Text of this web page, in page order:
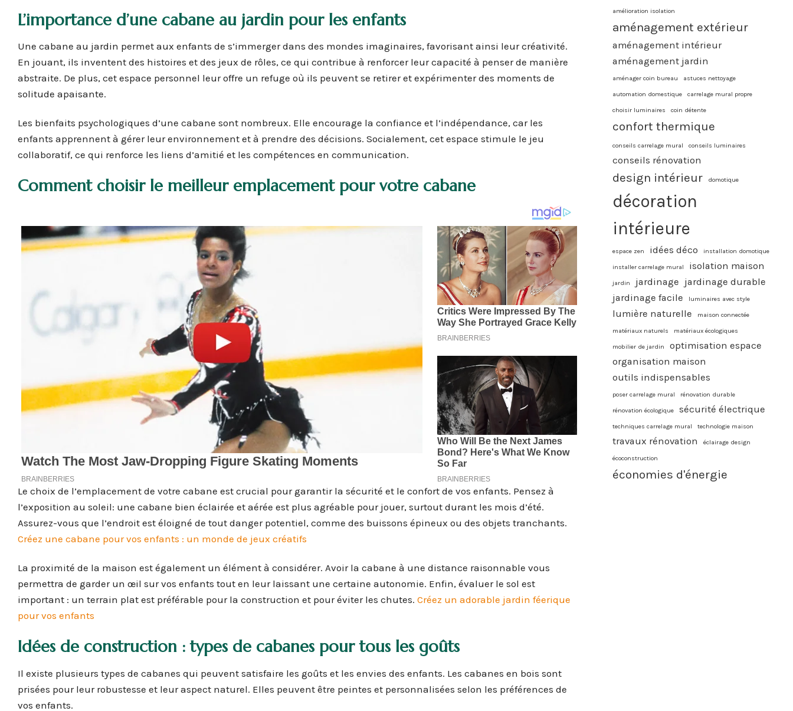
L’importance d’une cabane au jardin pour les enfants
Une cabane au jardin permet aux enfants de s’immerger dans des mondes imaginaires, favorisant ainsi leur créativité.
En jouant, ils inventent des histoires et des jeux de rôles, ce qui contribue à renforcer leur capacité à penser de manière
abstraite. De plus, cet espace personnel leur offre un refuge où ils peuvent se retirer et expérimenter des moments de
solitude apaisante.
Les bienfaits psychologiques d’une cabane sont nombreux. Elle encourage la confiance et l’indépendance, car les
enfants apprennent à gérer leur environnement et à prendre des décisions. Socialement, cet espace stimule le jeu
collaboratif, ce qui renforce les liens d’amitié et les compétences en communication.
Comment choisir le meilleur emplacement pour votre cabane
Le choix de l’emplacement de votre cabane est crucial pour garantir la sécurité et le confort de vos enfants. Pensez à
l’exposition au soleil: une cabane bien éclairée et aérée est plus agréable pour jouer, surtout durant les mois d’été.
Assurez-vous que l’endroit est éloigné de tout danger potentiel, comme des buissons épineux ou des objets tranchants.
Créez une cabane pour vos enfants : un monde de jeux créatifs
La proximité de la maison est également un élément à considérer. Avoir la cabane à une distance raisonnable vous
permettra de garder un œil sur vos enfants tout en leur laissant une certaine autonomie. Enfin, évaluer le sol est
important : un terrain plat est préférable pour la construction et pour éviter les chutes. Créez un adorable jardin féerique
pour vos enfants
Idées de construction : types de cabanes pour tous les goûts
Il existe plusieurs types de cabanes qui peuvent satisfaire les goûts et les envies des enfants. Les cabanes en bois sont
prisées pour leur robustesse et leur aspect naturel. Elles peuvent être peintes et personnalisées selon les préférences de
vos enfants.
amélioration isolation
aménagement extérieur
aménagement intérieur
aménagement jardin
aménager coin bureau astuces nettoyage
automation domestique carrelage mural propre
choisir luminaires coin détente
confort thermique
conseils carrelage mural conseils luminaires
conseils rénovation
design intérieur domotique
décoration
intérieure
espace zen idées déco installation domotique
installer carrelage mural isolation maison
jardin jardinage jardinage durable
jardinage facile
luminaires avec style
lumière naturelle maison connectée
matériaux naturels matériaux écologiques
mobilier de jardin
optimisation espace
organisation maison
outils indispensables
poser carrelage mural rénovation durable
rénovation écologique sécurité électrique
techniques carrelage mural technologie maison
travaux rénovation éclairage design
écoconstruction
économies d'énergie